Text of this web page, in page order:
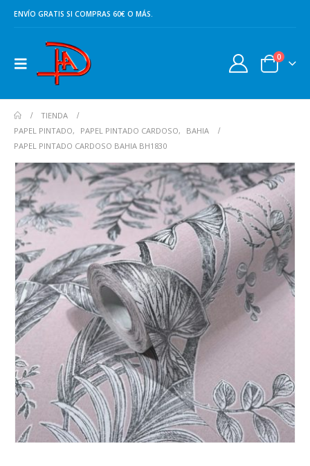
ENVÍO GRATIS SI COMPRAS 60€ O MÁS.
0
TIENDA
PAPEL PINTADO, PAPEL PINTADO CARDOSO,
BAHIA
PAPEL PINTADO CARDOSO BAHIA BH1830